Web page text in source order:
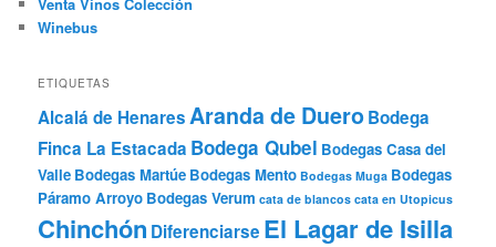
Winebus
ETIQUETAS
Alcalá de Henares Aranda de DueroBodega
Finca La Estacada Bodega Qubel Bodegas Casa del
Valle Bodegas Martúe Bodegas Mento Bodegas Muga Bodegas
Páramo Arroyo Bodegas Verum cata de blancos cata en Utopicus
Chinchón Diferenciarse El Lagar de Isilla